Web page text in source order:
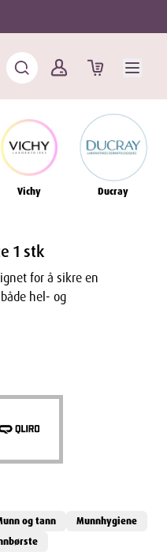
Vichy Ducray
1 stk
for å sikre en
hel- og
og tann
Munnhygiene